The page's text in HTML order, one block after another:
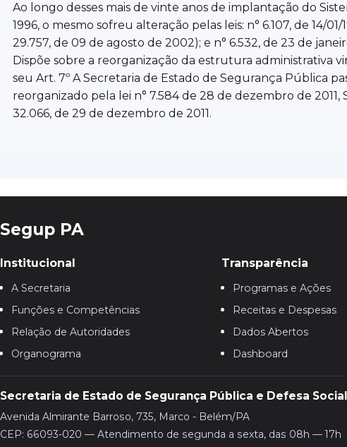
Ao longo desses mais de vinte anos de implantação do
1996, o mesmo sofreu alteração pelas leis: n° 6.107, de 14/
29.757, de 09 de agosto de 2002); e n° 6.532, de 23 de
Dispõe sobre a reorganização da estrutura administrativa
seu Art. 7º A Secretaria de Estado de Segurança Pública
reorganizado pela lei n° 7.584 de 28 de dezembro de
32.066, de 29 de dezembro de 2011.
Segup PA
Institucional
A Secretaria
Funções e Competências
Relação de Autoridades
Organograma
Transparência
Programas e Ações
Receitas e Despesas
Dados Abertos
Dashboard
Secretaria de Estado de Segurança Pública e Defesa Social
Avenida Almirante Barroso, 735, Marco - Belém/PA
CEP: 66093-020 — Atendimento de segunda a sexta, das 08h — 17h